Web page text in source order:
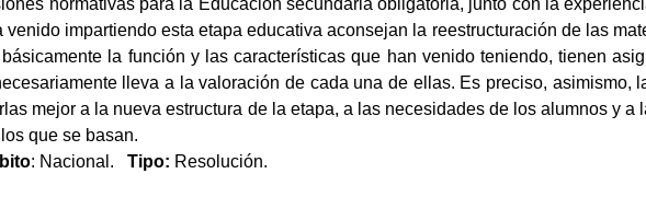
venido impartiendo esta etapa educativa aconsejan la reestructuración de las
la función y las características que han venido teniendo, tienen
lleva a la valoración de cada una de ellas. Es preciso, asimismo,
mejor a la nueva estructura de la etapa, a las necesidades de los alumnos y a
que se basan.
: Nacional. Tipo: Resolución.